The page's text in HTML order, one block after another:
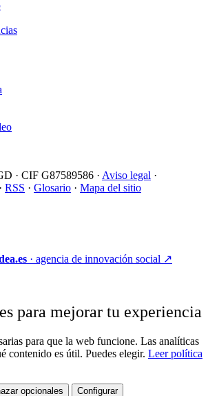
· CIF G87589586 · Aviso legal ·
· RSS · Glosario · Mapa del sitio
· agencia de innovación social ↗
para mejorar tu experiencia
para que la web funcione. Las analíticas
contenido es útil. Puedes elegir. Leer política
opcionales Configurar